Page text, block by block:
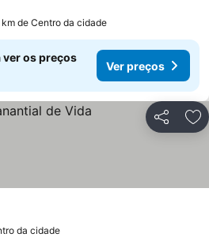
km de Centro da cidade
ver os preços
Ver preços
Partilhar
da cidade